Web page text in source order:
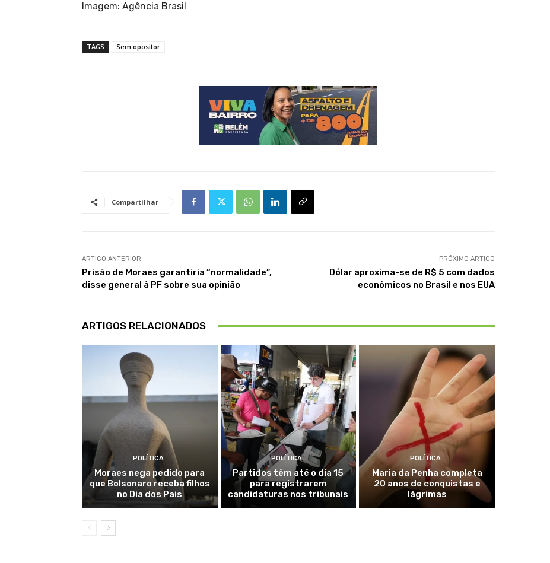
Imagem: Agência Brasil
TAGS Sem opositor
Compartilhar
ARTIGO ANTERIOR
Prisão de Moraes garantiria “normalidade”,
disse general à PF sobre sua opinião
PRÓXIMO ARTIGO
Dólar aproxima-se de R$ 5 com dados
econômicos no Brasil e nos EUA
ARTIGOS RELACIONADOS
POLÍTICA
Moraes nega pedido para
que Bolsonaro receba filhos
no Dia dos Pais
POLÍTICA
Partidos têm até o dia 15
para registrarem
candidaturas nos tribunais
POLÍTICA
Maria da Penha completa
20 anos de conquistas e
lágrimas